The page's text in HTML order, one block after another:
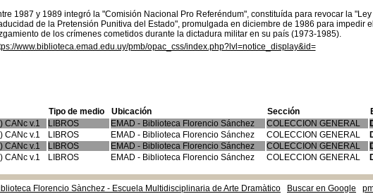
1987 y 1989 integró la "Comisión Nacional Pro Referéndum", constituída para revocar la "Ley
de la Pretensión Punitiva del Estado", promulgada en diciembre de 1986 para impedir el
de los crímenes cometidos durante la dictadura militar en su país (1973-1985).
www.biblioteca.emad.edu.uy/pmb/opac_css/index.php?lvl=notice_display&id=
Tipo de medio Ubicación Sección
CANc v.1 LIBROS EMAD - Biblioteca Florencio Sánchez COLECCION GENERAL
CANc v.1 LIBROS EMAD - Biblioteca Florencio Sánchez COLECCION GENERAL
CANc v.1 LIBROS EMAD - Biblioteca Florencio Sánchez COLECCION GENERAL
CANc v.1 LIBROS EMAD - Biblioteca Florencio Sánchez COLECCION GENERAL
Florencio Sànchez - Escuela Multidisciplinaria de Arte Dramàtico Buscar en Google